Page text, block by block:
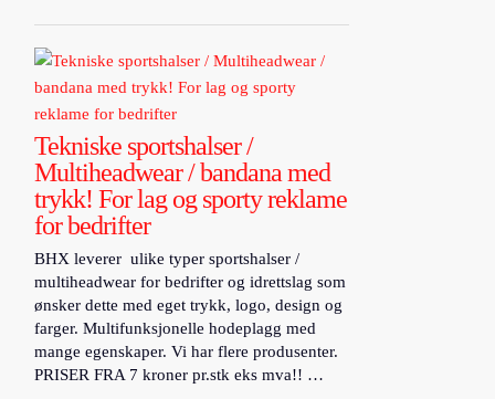
Tekniske sportshalser /
Multiheadwear / bandana med
trykk! For lag og sporty reklame
for bedrifter
BHX leverer ulike typer sportshalser /
multiheadwear for bedrifter og idrettslag som
ønsker dette med eget trykk, logo, design og
farger. Multifunksjonelle hodeplagg med
mange egenskaper. Vi har flere produsenter.
PRISER FRA 7 kroner pr.stk eks mva!! …